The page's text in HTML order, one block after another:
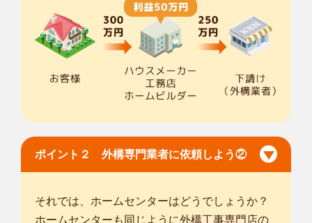
ポイント２ 外構専門業者に依頼しよう②
それでは、ホームセンターはどうでしょうか？
ホームセンターも同じように外構工事専門店の